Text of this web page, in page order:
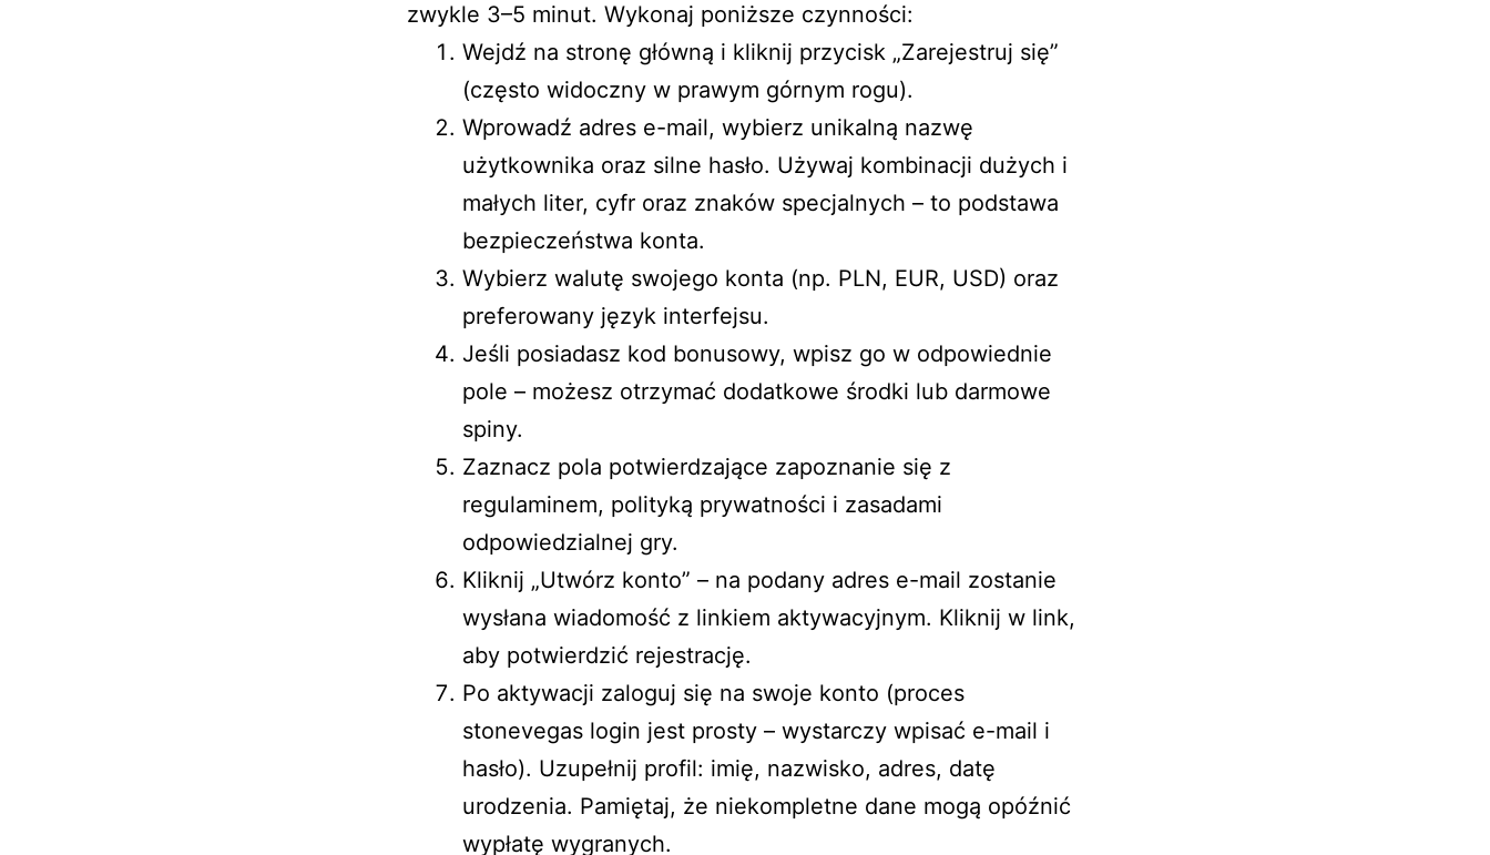
zwykle 3–5 minut. Wykonaj poniższe czynności:
Wejdź na stronę główną i kliknij przycisk „Zarejestruj się”
(często widoczny w prawym górnym rogu).
Wprowadź adres e-mail, wybierz unikalną nazwę
użytkownika oraz silne hasło. Używaj kombinacji dużych i
małych liter, cyfr oraz znaków specjalnych – to podstawa
bezpieczeństwa konta.
Wybierz walutę swojego konta (np. PLN, EUR, USD) oraz
preferowany język interfejsu.
Jeśli posiadasz kod bonusowy, wpisz go w odpowiednie
pole – możesz otrzymać dodatkowe środki lub darmowe
spiny.
Zaznacz pola potwierdzające zapoznanie się z
regulaminem, polityką prywatności i zasadami
odpowiedzialnej gry.
Kliknij „Utwórz konto” – na podany adres e-mail zostanie
wysłana wiadomość z linkiem aktywacyjnym. Kliknij w link,
aby potwierdzić rejestrację.
Po aktywacji zaloguj się na swoje konto (proces
stonevegas login jest prosty – wystarczy wpisać e-mail i
hasło). Uzupełnij profil: imię, nazwisko, adres, datę
urodzenia. Pamiętaj, że niekompletne dane mogą opóźnić
wypłatę wygranych.